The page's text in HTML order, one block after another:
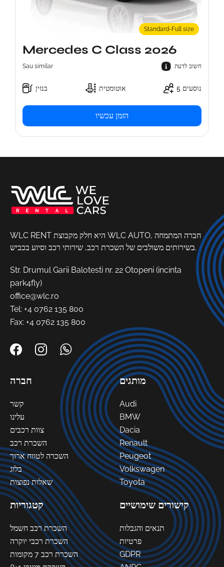
Standard-Full size
Mercedes C Class 2026
Sau similar חשוב לדעת
בנזין אוטומטית 5 נוסעים
הזמן עכשיו
WLC RENT היא חלק מקבוצת WLC AUTO, חברה המתמחה
בשירותים משולבים של השכרת רכב, שירותי רכב וסיוע בכביש.
Str. Drumul Garii Balotesti nr. 22 Otopeni (incinta
park4fly)
office@wlc.ro
Tel: +4 0762 135 800
Fax: +4 0762 135 800
חברה
קשר
עלינו
צוות רכבים
השכרת רכב
השכרה לטווח ארוך
בלוג
שאלות נפוצות
מותגים
Audi
BMW
Dacia
Renault
Peugeot
Volkswagen
Toyota
קטגוריות
השכרת רכב חשמל
השכרת רכבי יוקרה
השכרת רכב 7 מקומות
קישורים שימושיים
תנאים והגבלות
פרטיות
GDPR